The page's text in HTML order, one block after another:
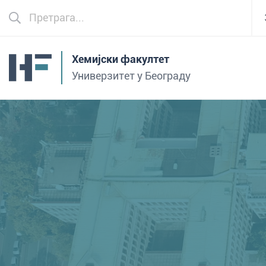
Хемијски факултет
Универзитет у Београду